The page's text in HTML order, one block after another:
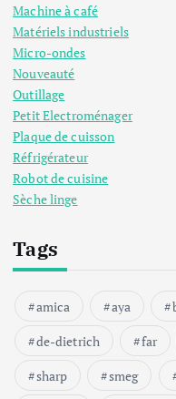
Machine à café
Matériels industriels
Micro-ondes
Nouveauté
Outillage
Petit Electroménager
Plaque de cuisson
Réfrigérateur
Robot de cuisine
Sèche linge
Tags
amica aya
de-dietrich
far
sharp
smeg